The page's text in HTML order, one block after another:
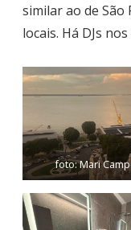
similar ao de
locais. Há DJs
foto: Mari